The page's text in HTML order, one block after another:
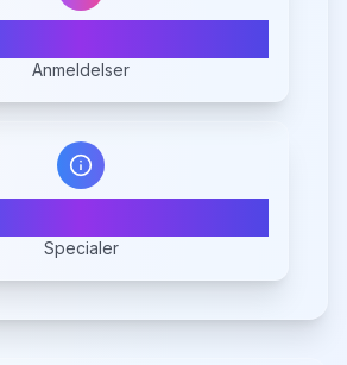
Anmeldelser
Specialer